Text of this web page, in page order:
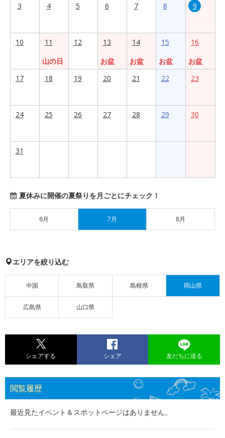
3 4 5 6 7 8 9
10
11
山の日
12
13
お盆
14
お盆
15
お盆
16
お盆
17
18 19 20 21 22 23
24 25 26 27 28 29 30
31
夏休みに開催の夏祭りを月ごとにチェック！
6月 7月 8月
エリアを絞り込む
中国 鳥取県 島根県 岡山県
広島県 山口県
シェアする シェア 友だちに送る
閲覧履歴
最近見たイベント＆スポットページはありません。